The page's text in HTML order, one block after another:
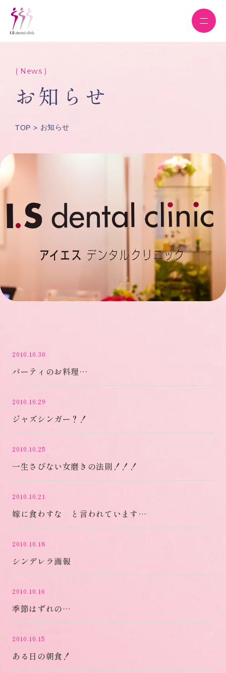
( News )
お知らせ
TOP お知らせ
2010.10.30
パーティのお料理…
2010.10.29
ジャズシンガー？！
2010.10.25
一生さびない女磨きの法則！！！
2010.10.21
嫁に食わすな と言われています…
2010.10.18
シンデレラ画報
2010.10.16
季節はずれの…
2010.10.15
ある日の朝食！